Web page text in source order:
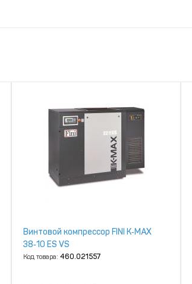
Винтовой компрессор FINI K‑MAX
38‑10 ES VS
Код товара: 460.021557